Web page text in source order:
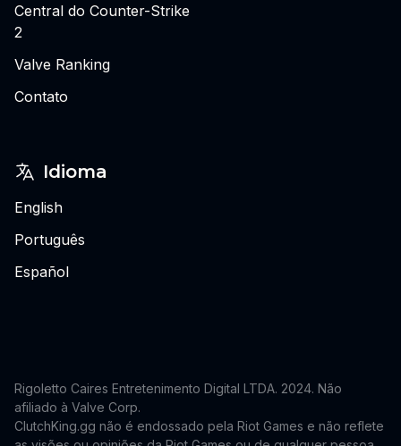
Central do Counter-Strike
2
Valve Ranking
Contato
Idioma
English
Português
Español
Rigoletto Caires Entretenimento Digital LTDA. 2024. Não
afiliado à Valve Corp.
ClutchKing.gg não é endossado pela Riot Games e não reflete